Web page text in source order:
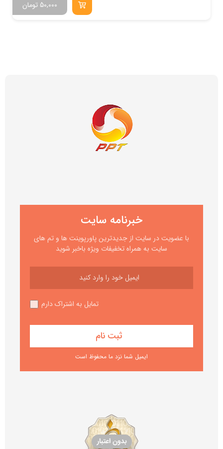
تومان 50,000
خبرنامه سایت
با عضویت در سایت از جدیدترین پاورپوینت ها و تم های
سایت به همراه تخفیفات ویژه باخبر شوید
تمایل به اشتراک دارم
ایمیل شما نزد ما محفوظ است